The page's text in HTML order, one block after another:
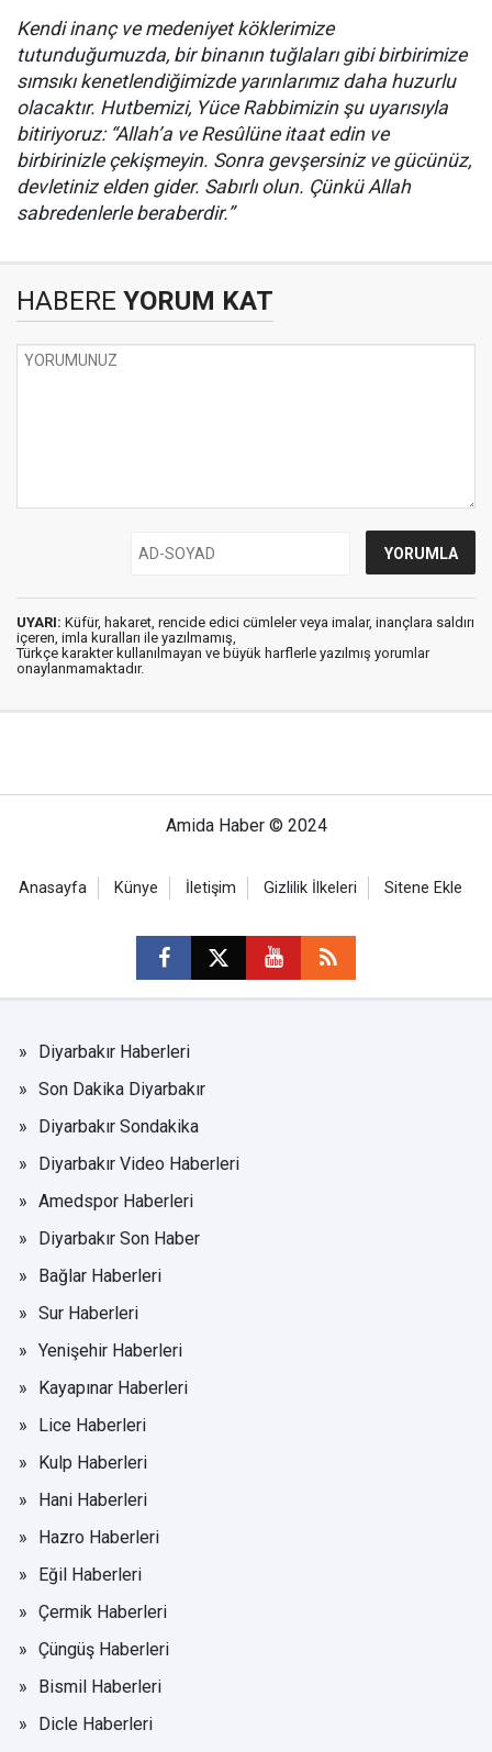
Kendi inanç ve medeniyet köklerimize
tutunduğumuzda, bir binanın tuğlaları gibi birbirimize
sımsıkı kenetlendiğimizde yarınlarımız daha huzurlu
olacaktır. Hutbemizi, Yüce Rabbimizin şu uyarısıyla
bitiriyoruz: “Allah’a ve Resûlüne itaat edin ve
birbirinizle çekişmeyin. Sonra gevşersiniz ve gücünüz,
devletiniz elden gider. Sabırlı olun. Çünkü Allah
sabredenlerle beraberdir.”
HABERE YORUM KAT
UYARI: Küfür, hakaret, rencide edici cümleler veya imalar, inançlara saldırı
içeren, imla kuralları ile yazılmamış,
Türkçe karakter kullanılmayan ve büyük harflerle yazılmış yorumlar
onaylanmamaktadır.
Amida Haber © 2024
Anasayfa Künye İletişim Gizlilik İlkeleri Sitene Ekle
Diyarbakır Haberleri
Son Dakika Diyarbakır
Diyarbakır Sondakika
Diyarbakır Video Haberleri
Amedspor Haberleri
Diyarbakır Son Haber
Bağlar Haberleri
Sur Haberleri
Yenişehir Haberleri
Kayapınar Haberleri
Lice Haberleri
Kulp Haberleri
Hani Haberleri
Hazro Haberleri
Eğil Haberleri
Çermik Haberleri
Çüngüş Haberleri
Bismil Haberleri
Dicle Haberleri